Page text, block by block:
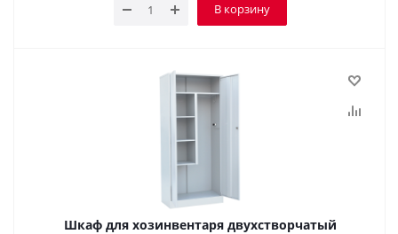
В корзину
Шкаф для хозинвентаря двухстворчатый